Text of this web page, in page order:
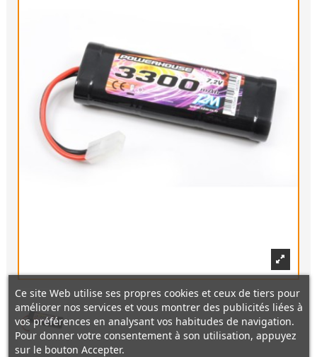
Ce site Web utilise ses propres cookies et ceux de tiers pour
améliorer nos services et vous montrer des publicités liées à
vos préférences en analysant vos habitudes de navigation.
Pour donner votre consentement à son utilisation, appuyez
sur le bouton Accepter.